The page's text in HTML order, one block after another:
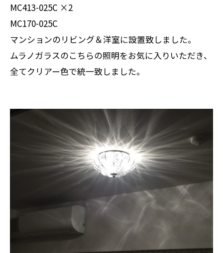
MC413-025C ×2
MC170-025C
マンションのリビング＆洋室に設置致しました。
ムラノガラスのこちらの照明をお気に入りいただき、
全てクリアー色で統一致しました。